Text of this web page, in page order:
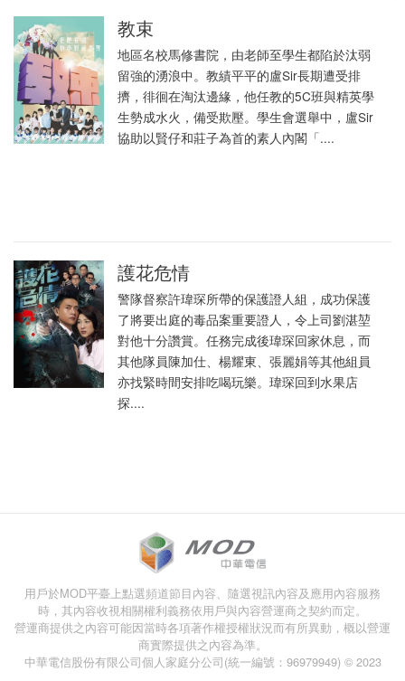
教束
地區名校馬修書院，由老師至學生都陷於汰弱
留強的湧浪中。教績平平的盧Sir長期遭受排
擠，徘徊在淘汰邊緣，他任教的5C班與精英學
生勢成水火，備受欺壓。學生會選舉中，盧Sir
協助以賢仔和莊子為首的素人內閣「....
護花危情
警隊督察許瑋琛所帶的保護證人組，成功保護
了將要出庭的毒品案重要證人，令上司劉湛堃
對他十分讚賞。任務完成後瑋琛回家休息，而
其他隊員陳加仕、楊耀東、張麗娟等其他組員
亦找緊時間安排吃喝玩樂。瑋琛回到水果店
探....
用戶於MOD平臺上點選頻道節目內容、隨選視訊內容及應用內容服務
時，其內容收視相關權利義務依用戶與內容營運商之契約而定。
營運商提供之內容可能因當時各項著作權授權狀況而有所異動，概以營運
商實際提供之內容為準。
中華電信股份有限公司個人家庭分公司(統一編號：96979949) © 2023